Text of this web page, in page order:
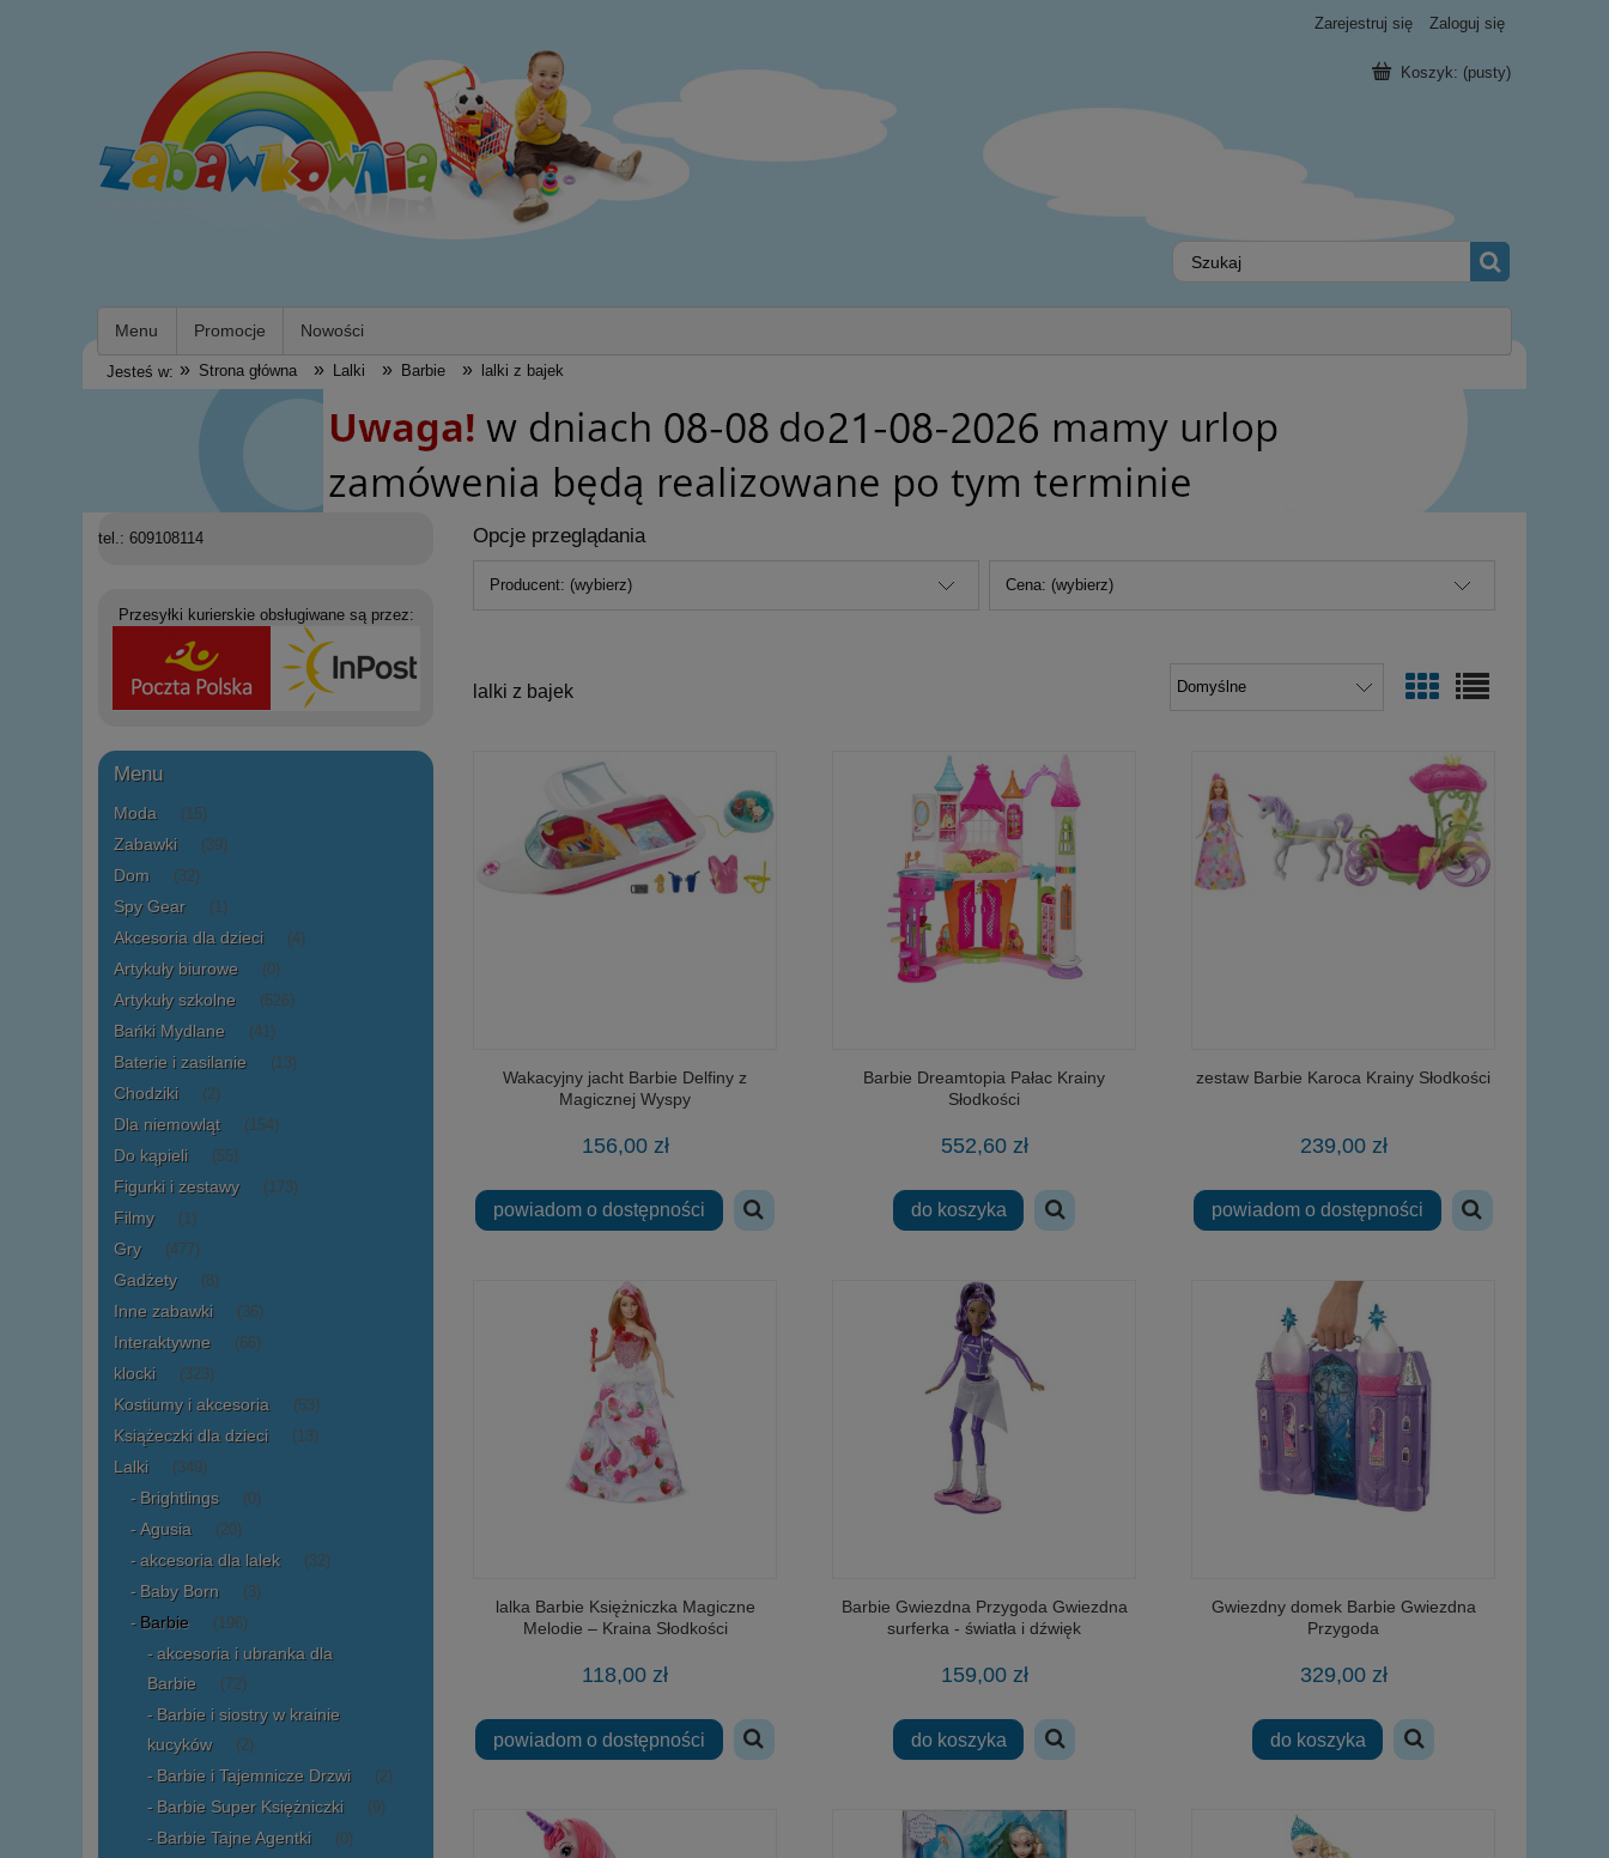
Zarejestruj się Zaloguj się
Koszyk: (pusty)
Menu Promocje Nowości
Jesteś w: » Strona główna » Lalki » Barbie » lalki z bajek
tel.: 609108114
Przesyłki kurierskie obsługiwane są przez:
Menu
Moda (15)
Zabawki (39)
Dom (32)
Spy Gear (1)
Akcesoria dla dzieci (4)
Artykuły biurowe (0)
Artykuły szkolne (526)
Bańki Mydlane (41)
Baterie i zasilanie (13)
Chodziki (2)
Dla niemowląt (154)
Do kąpieli (55)
Figurki i zestawy (173)
Filmy (1)
Gry (477)
Gadżety (8)
Inne zabawki (36)
Interaktywne (66)
klocki (323)
Kostiumy i akcesoria (53)
Książeczki dla dzieci (13)
Lalki (349)
Brightlings (0)
Agusia (20)
akcesoria dla lalek (32)
Baby Born (3)
Barbie (196)
akcesoria i ubranka dla
Barbie
(72)
Barbie i siostry w krainie
kucyków
(2)
Barbie i Tajemnicze Drzwi (2)
Barbie Super Księżniczki (9)
Barbie Tajne Agentki (0)
Opcje przeglądania
Producent: (wybierz) Cena: (wybierz)
lalki z bajek
Wakacyjny jacht Barbie Delfiny z
Magicznej Wyspy
156,00 zł
powiadom o dostępności
Barbie Dreamtopia Pałac Krainy
Słodkości
552,60 zł
do koszyka
zestaw Barbie Karoca Krainy Słodkości
239,00 zł
powiadom o dostępności
lalka Barbie Księżniczka Magiczne
Melodie – Kraina Słodkości
118,00 zł
powiadom o dostępności
Barbie Gwiezdna Przygoda Gwiezdna
surferka - światła i dźwięk
159,00 zł
do koszyka
Gwiezdny domek Barbie Gwiezdna
Przygoda
329,00 zł
do koszyka